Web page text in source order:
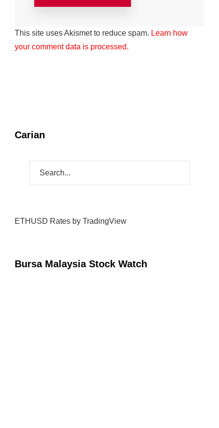
This site uses Akismet to reduce spam. Learn how
your comment data is processed.
Carian
ETHUSD Rates by TradingView
Bursa Malaysia Stock Watch